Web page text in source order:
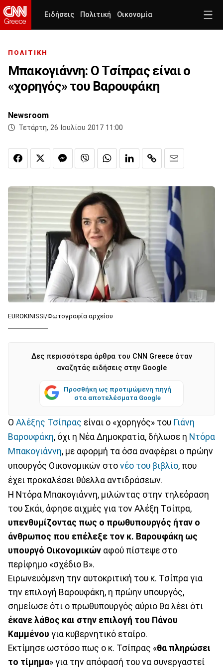
Ειδήσεις Πολιτική Οικονομία
ΠΟΛΙΤΙΚΗ
Μπακογιάννη: Ο Τσίπρας είναι ο
«χορηγός» του Βαρουφάκη
Newsroom
Τετάρτη, 26 Ιουλίου 2017 11:00
EUROKINISSI/Φωτογραφία αρχείου
Δες περισσότερα άρθρα του CNN Greece όταν
αναζητάς ειδήσεις στην Google
Προσθήκη ως προτιμώμενη πηγή
στα αποτελέσματα Google
Ο Αλέξης Τσίπρας είναι ο «χορηγός» του Γιάνη
Βαρουφάκη, όχι η Νέα Δημοκρατία, δήλωσε η Ντόρα
Μπακογιάννη, με αφορμή τα όσα αναφέρει ο πρώην
υπουργός Οικονομικών στο νέο του βιβλίο, που
έχει προκαλέσει θύελλα αντιδράσεων.
Η Ντόρα Μπακογιάννη, μιλώντας στην τηλεόραση
του Σκάι, άφησε αιχμές για τον Αλέξη Τσίπρα,
υπενθυμίζοντας πως ο πρωθυπουργός ήταν ο
άνθρωπος που επέλεξε τον κ. Βαρουφάκη ως
υπουργό Οικονομικών αφού πίστεψε στο
περίφημο «σχέδιο Β».
Ειρωνευόμενη την αυτοκριτική του κ. Τσίπρα για
την επιλογή Βαρουφάκη, η πρώην υπουργός,
σημείωσε ότι ο πρωθυπουργός αύριο θα λέει ότι
έκανε λάθος και στην επιλογή του Πάνου
Καμμένου για κυβερνητικό εταίρο.
Εκτίμησε ωστόσο πως ο κ. Τσίπρας «θα πληρώσει
το τίμημα» για την απόφασή του να συνεργαστεί